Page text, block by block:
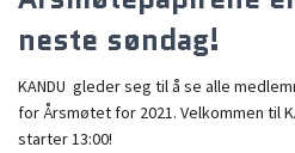
neste søndag!
KANDU gleder seg til å se alle
for Årsmøtet for 2021. Velkommen til
starter 13:00!